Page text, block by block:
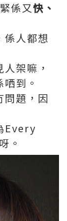
係又快、
係人都想
架嘛，
到。
問題，因
Every
。